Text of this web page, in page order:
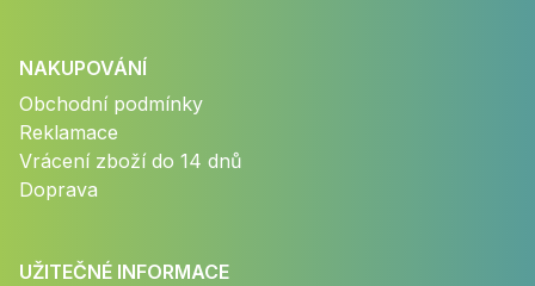
NAKUPOVÁNÍ
Obchodní podmínky
Reklamace
Vrácení zboží do 14 dnů
Doprava
UŽITEČNÉ INFORMACE